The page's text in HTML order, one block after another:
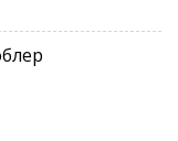
паузе приманка
погружаясь и
во
рывки
и